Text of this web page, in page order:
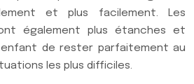
et plus facilement. Les
également plus étanches et
de rester parfaitement au
les plus difficiles.